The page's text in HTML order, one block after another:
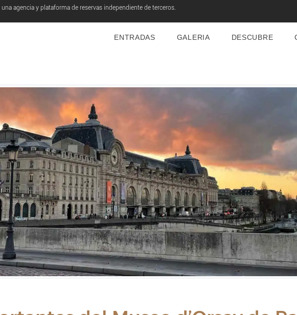
agencia y plataforma de reservas independiente de terceros.
ENTRADAS GALERIA DESCUBRE